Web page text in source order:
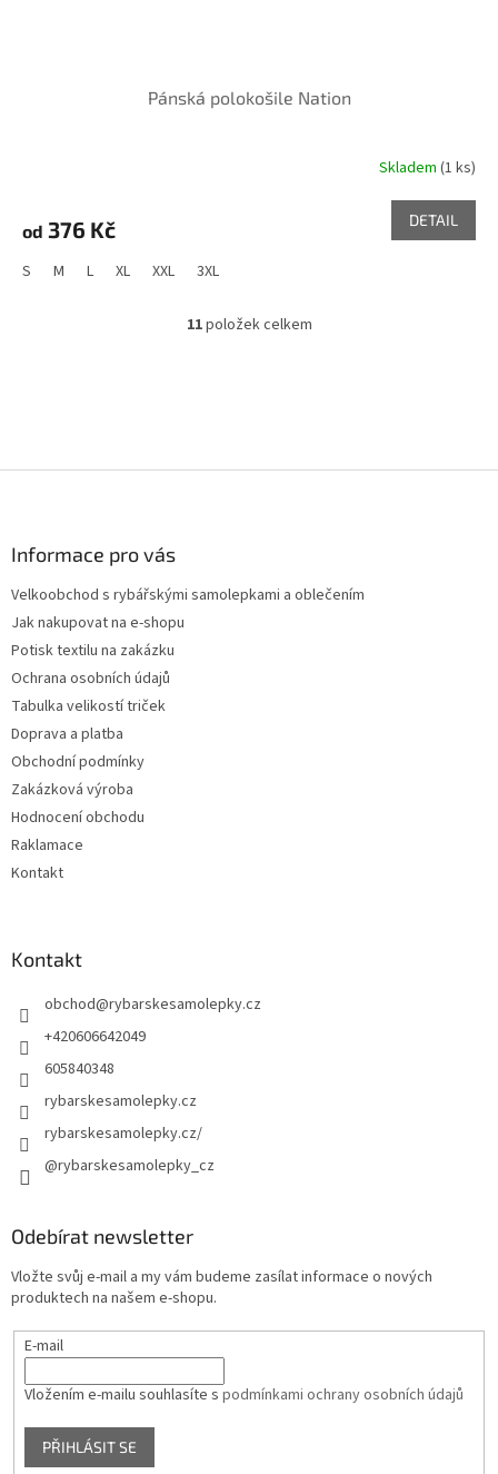
Pánská polokošile Nation
Skladem (1 ks)
od 376 Kč DETAIL
S M L XL XXL 3XL
O
y
11položek celkem
Informace pro vás
Velkoobchod s rybářskými samolepkami a oblečením
Jak nakupovat na e-shopu
Potisk textilu na zakázku
Ochrana osobních údajů
Tabulka velikostí triček
Doprava a platba
Obchodní podmínky
Zakázková výroba
Hodnocení obchodu
Raklamace
Kontakt
Kontakt
obchod@rybarskesamolepky.cz
+420606642049
605840348
rybarskesamolepky.cz
rybarskesamolepky.cz/
@rybarskesamolepky_cz
Odebírat newsletter
Vložte svůj e-mail a my vám budeme zasílat informace o nových
produktech na našem e-shopu.
E-mail
Vložením e-mailu souhlasíte s podmínkami ochrany osobních údajů
PŘIHLÁSIT SE